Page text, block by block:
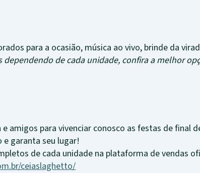
para a ocasião, música ao vivo, brinde da
dependendo de cada unidade, confira a melhor
amigos para vivenciar conosco as festas de final
garanta seu lugar!
de cada unidade na plataforma de vendas
ceiaslaghetto/